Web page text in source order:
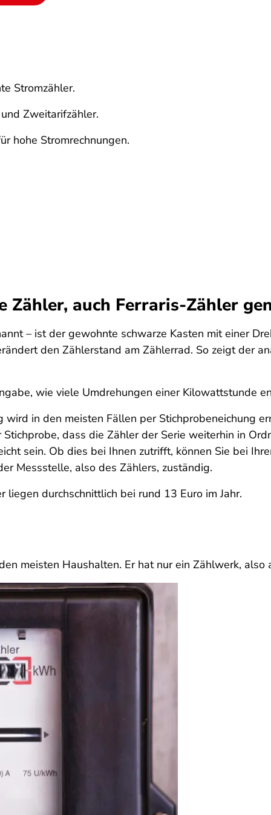
Stromzähler.
Zweitarifzähler.
hohe Stromrechnungen.
auch Ferraris-Zähler
– ist der gewohnte schwarze Kasten mit einer
den Zählerstand am Zählerrad. So zeigt der
wie viele Umdrehungen einer Kilowattstunde
wird in den meisten Fällen per Stichprobeneichung
dass die Zähler der Serie weiterhin in
sein. Ob dies bei Ihnen zutrifft, können Sie bei
Messstelle, also des Zählers, zuständig.
durchschnittlich bei rund 13 Euro im Jahr.
meisten Haushalten. Er hat nur ein Zählwerk, also